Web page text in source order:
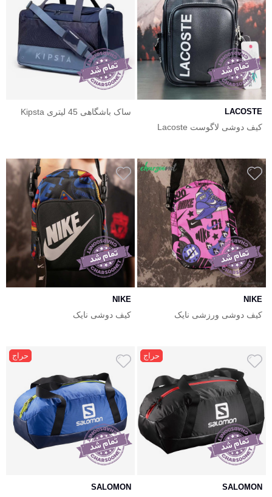
LACOSTE
کیف دوشی لاگوست Lacoste
ساک باشگاهی 45 لیتری Kipsta
NIKE
کیف دوشی ورزشی نایک
NIKE
کیف دوشی نایک
حراج
SALOMON
حراج
SALOMON